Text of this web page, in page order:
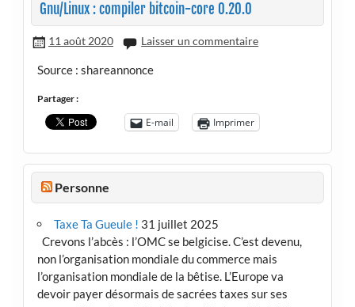
Gnu/Linux : compiler bitcoin-core 0.20.0
11 août 2020 Laisser un commentaire
Source : shareannonce
Partager :
E-mail Imprimer
Personne
Taxe Ta Gueule ! 31 juillet 2025
Crevons l’abcès : l’OMC se belgicise. C’est devenu,
non l’organisation mondiale du commerce mais
l’organisation mondiale de la bêtise. L’Europe va
devoir payer désormais de sacrées taxes sur ses